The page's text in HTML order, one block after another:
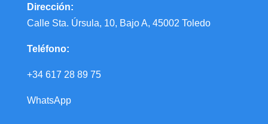
Dirección:
Calle Sta. Úrsula, 10, Bajo A, 45002 Toledo
Teléfono:
+34 617 28 89 75
WhatsApp